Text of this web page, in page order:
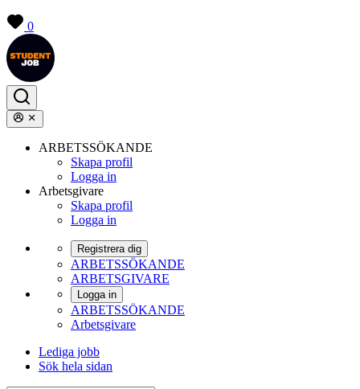
0
ARBETSSÖKANDE
Skapa profil
Logga in
Arbetsgivare
Skapa profil
Logga in
Registrera dig
ARBETSSÖKANDE
ARBETSGIVARE
Logga in
ARBETSSÖKANDE
Arbetsgivare
Lediga jobb
Sök hela sidan